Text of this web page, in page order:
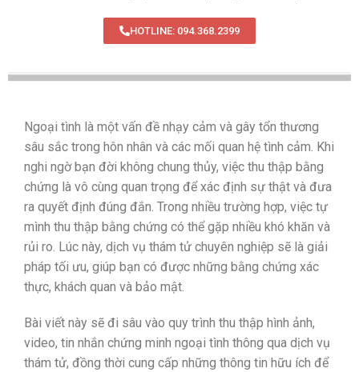
HOTLINE: 094.368.2399
Ngoại tình là một vấn đề nhạy cảm và gây tổn thương
sâu sắc trong hôn nhân và các mối quan hệ tình cảm. Khi
nghi ngờ bạn đời không chung thủy, việc thu thập bằng
chứng là vô cùng quan trọng để xác định sự thật và đưa
ra quyết định đúng đắn. Trong nhiều trường hợp, việc tự
mình thu thập bằng chứng có thể gặp nhiều khó khăn và
rủi ro. Lúc này, dịch vụ thám tử chuyên nghiệp sẽ là giải
pháp tối ưu, giúp bạn có được những bằng chứng xác
thực, khách quan và bảo mật.
Bài viết này sẽ đi sâu vào quy trình thu thập hình ảnh,
video, tin nhắn chứng minh ngoại tình thông qua dịch vụ
thám tử, đồng thời cung cấp những thông tin hữu ích để